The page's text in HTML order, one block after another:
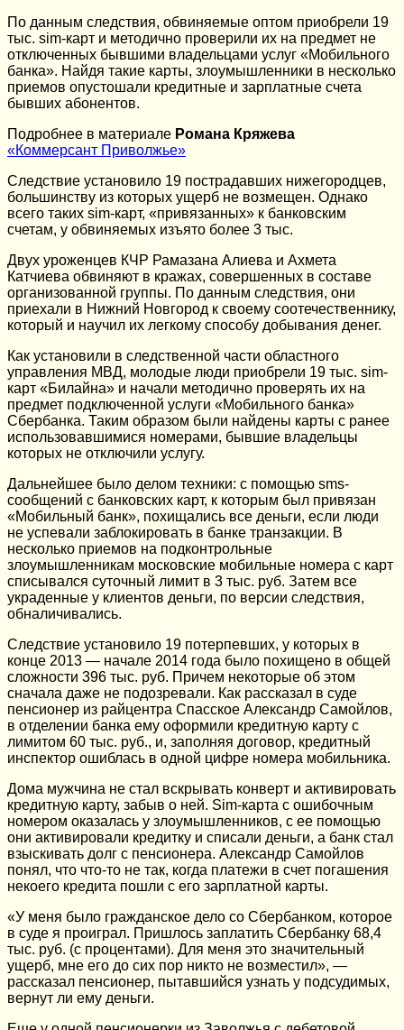
По данным следствия, обвиняемые оптом приобрели 19
тыс. sim-карт и методично проверили их на предмет не
отключенных бывшими владельцами услуг «Мобильного
банка». Найдя такие карты, злоумышленники в несколько
приемов опустошали кредитные и зарплатные счета
бывших абонентов.
Подробнее в материале Романа Кряжева
«Коммерсант Приволжье»
Следствие установило 19 пострадавших нижегородцев,
большинству из которых ущерб не возмещен. Однако
всего таких sim-карт, «привязанных» к банковским
счетам, у обвиняемых изъято более 3 тыс.
Двух уроженцев КЧР Рамазана Алиева и Ахмета
Катчиева обвиняют в кражах, совершенных в составе
организованной группы. По данным следствия, они
приехали в Нижний Новгород к своему соотечественнику,
который и научил их легкому способу добывания денег.
Как установили в следственной части областного
управления МВД, молодые люди приобрели 19 тыс. sim-
карт «Билайна» и начали методично проверять их на
предмет подключенной услуги «Мобильного банка»
Сбербанка. Таким образом были найдены карты с ранее
использовавшимися номерами, бывшие владельцы
которых не отключили услугу.
Дальнейшее было делом техники: с помощью sms-
сообщений с банковских карт, к которым был привязан
«Мобильный банк», похищались все деньги, если люди
не успевали заблокировать в банке транзакции. В
несколько приемов на подконтрольные
злоумышленникам московские мобильные номера с карт
списывался суточный лимит в 3 тыс. руб. Затем все
украденные у клиентов деньги, по версии следствия,
обналичивались.
Следствие установило 19 потерпевших, у которых в
конце 2013 — начале 2014 года было похищено в общей
сложности 396 тыс. руб. Причем некоторые об этом
сначала даже не подозревали. Как рассказал в суде
пенсионер из райцентра Спасское Александр Самойлов,
в отделении банка ему оформили кредитную карту с
лимитом 60 тыс. руб., и, заполняя договор, кредитный
инспектор ошиблась в одной цифре номера мобильника.
Дома мужчина не стал вскрывать конверт и активировать
кредитную карту, забыв о ней. Sim-карта c ошибочным
номером оказалась у злоумышленников, с ее помощью
они активировали кредитку и списали деньги, а банк стал
взыскивать долг с пенсионера. Александр Самойлов
понял, что что-то не так, когда платежи в счет погашения
некоего кредита пошли с его зарплатной карты.
«У меня было гражданское дело со Сбербанком, которое
в суде я проиграл. Пришлось заплатить Сбербанку 68,4
тыс. руб. (с процентами). Для меня это значительный
ущерб, мне его до сих пор никто не возместил», —
рассказал пенсионер, пытавшийся узнать у подсудимых,
вернут ли ему деньги.